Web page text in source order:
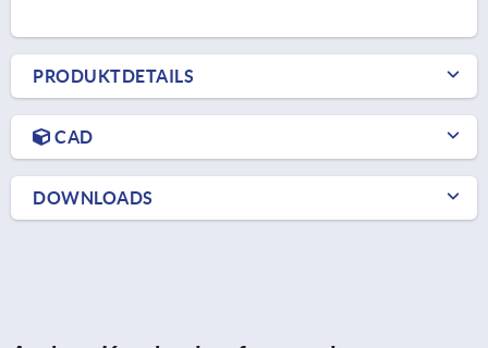
PRODUKTDETAILS
CAD
DOWNLOADS